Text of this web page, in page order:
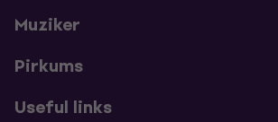
Muziker
Pirkums
Useful links